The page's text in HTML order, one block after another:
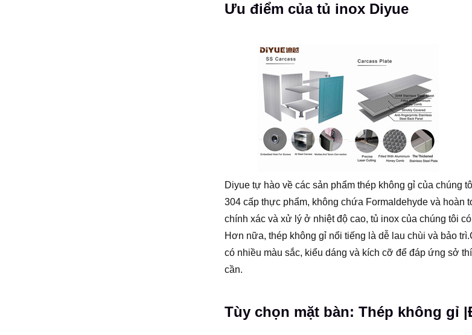
Ưu điểm của tủ inox Diyue
Diyue tự hào về các sản phẩm thép không gỉ của chúng
304 cấp thực phẩm, không chứa Formaldehyde và hoàn
chính xác và xử lý ở nhiệt độ cao, tủ inox của chúng tôi
Hơn nữa, thép không gỉ nổi tiếng là dễ lau chùi và bảo
có nhiều màu sắc, kiểu dáng và kích cỡ để đáp ứng sở
cần.
Tùy chọn mặt bàn: Thép không gỉ